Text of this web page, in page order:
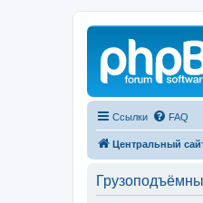
Ссылки FAQ
Центральный